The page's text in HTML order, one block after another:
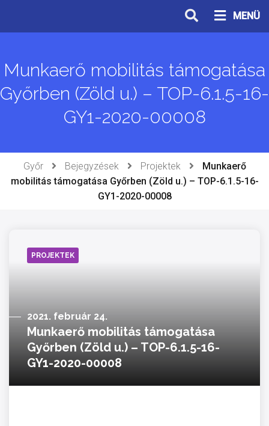
tartalomhoz
MENÜ
Munkaerő mobilitás támogatása
Győrben (Zöld u.) – TOP-6.1.5-16-
GY1-2020-00008
Győr Bejegyzések Projektek
Munkaerő
mobilitás támogatása Győrben (Zöld u.) – TOP-6.1.5-16-
GY1-2020-00008
PROJEKTEK
2021. február 24.
Munkaerő mobilitás támogatása
Győrben (Zöld u.) – TOP-6.1.5-16-
GY1-2020-00008